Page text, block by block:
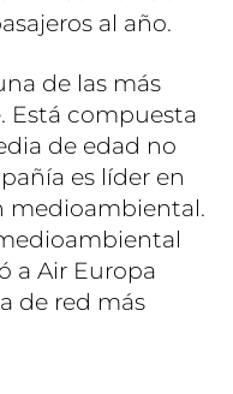
al año.
de las más
Está compuesta
de edad no
es líder en
medioambiental.
a Air Europa
de red más